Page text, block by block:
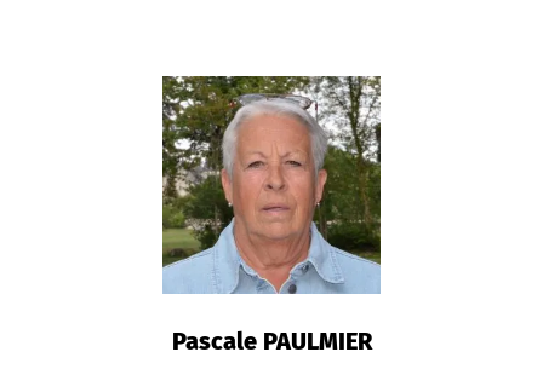
Pascale PAULMIER